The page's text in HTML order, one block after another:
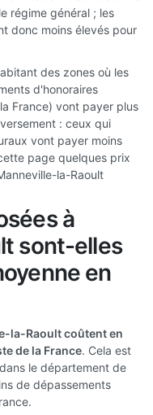
régime général ; les
donc moins élevés pour
des zones où les
d'honoraires
France) vont payer plus
: ceux qui
vont payer moins
page quelques prix
la-Raoult
à
sont-elles
en
la-Raoult coûtent en
de la France. Cela est
le département de
de dépassements